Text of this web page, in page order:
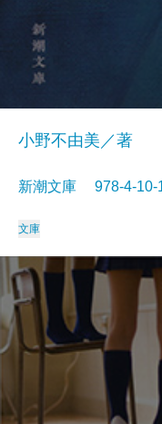
小野不由美／著
新潮文庫 978-4-
文庫